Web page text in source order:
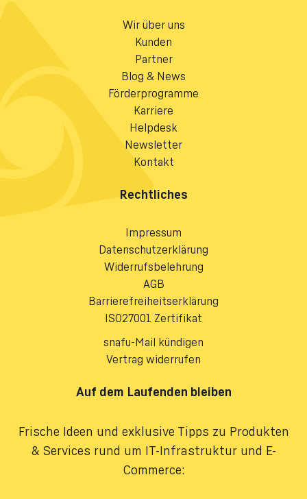
Wir über uns
Kunden
Partner
Blog & News
Förderprogramme
Karriere
Helpdesk
Newsletter
Kontakt
Rechtliches
Impressum
Datenschutzerklärung
Widerrufsbelehrung
AGB
Barrierefreiheitserklärung
ISO27001 Zertifikat
snafu-Mail kündigen
Vertrag widerrufen
Auf dem Laufenden bleiben
Frische Ideen und exklusive Tipps zu Produkten
& Services rund um IT-Infrastruktur und E-
Commerce: